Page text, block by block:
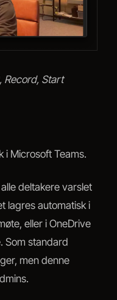
Record, Start
i Microsoft Teams.
deltakere varslet
lagres automatisk i
eller i OneDrive
Som standard
men denne